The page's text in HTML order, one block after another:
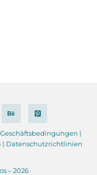
Geschäftsbedingungen |
| Datenschutzrichtlinien
– 2026